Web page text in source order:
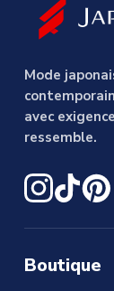
Mode
avec
ressemble.
Boutique